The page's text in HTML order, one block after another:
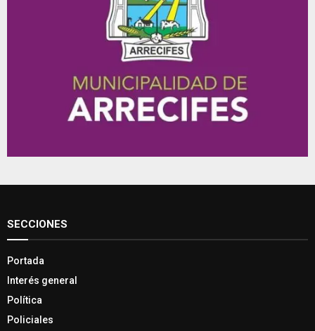
SECCIONES
Portada
Interés general
Política
Policiales